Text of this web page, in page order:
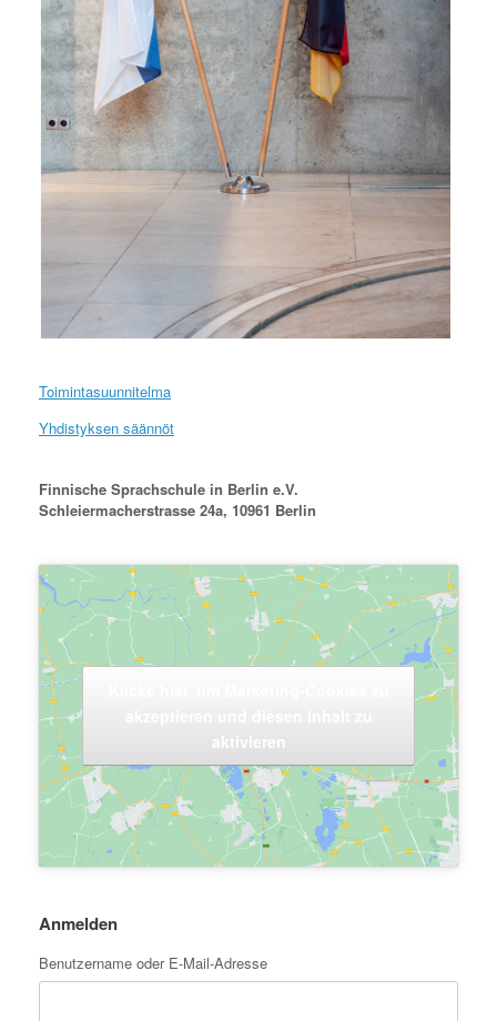
Toimintasuunnitelma
Yhdistyksen säännöt
Finnische Sprachschule in Berlin e.V.
Schleiermacherstrasse 24a, 10961 Berlin
aktivieren
Anmelden
Benutzername oder E-Mail-Adresse